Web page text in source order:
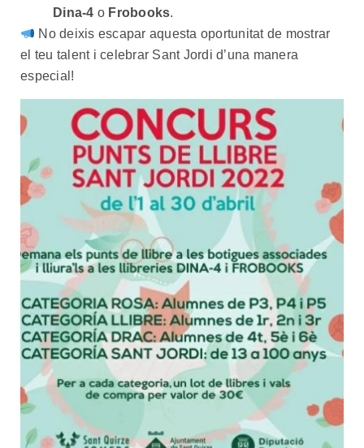
Dina-4 o Frobooks.
No deixis escapar aquesta oportunitat de mostrar
el teu talent i celebrar Sant Jordi d’una manera
especial!